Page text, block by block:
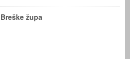
Breške župa